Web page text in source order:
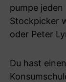
pumpe
Stockpicker
oder Peter
Du hast